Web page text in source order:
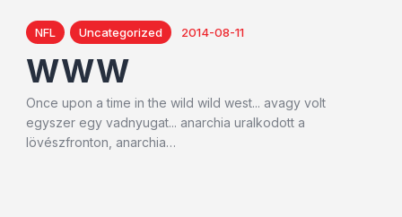
NFL Uncategorized 2014-08-11
WWW
Once upon a time in the wild wild west... avagy volt
egyszer egy vadnyugat... anarchia uralkodott a
lövészfronton, anarchia…